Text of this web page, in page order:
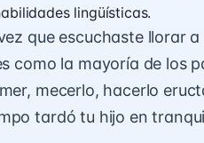
lingüísticas.
que escuchaste llorar
como la mayoría de los
mecerlo, hacerlo
tardó tu hijo en